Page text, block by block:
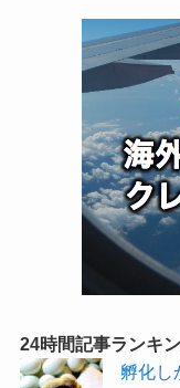
24時間記事ランキ
孵化し